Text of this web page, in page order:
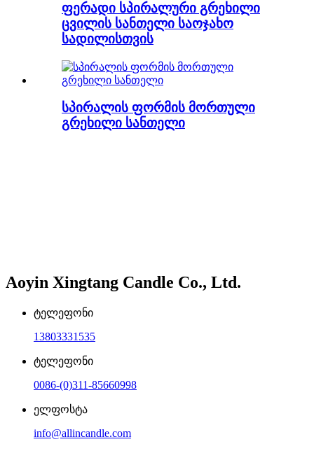
ფერადი სპირალური გრეხილი
ცვილის სანთელი საოჯახო
სადილისთვის
სპირალის ფორმის მორთული
გრეხილი სანთელი
Aoyin Xingtang Candle Co., Ltd.
ტელეფონი
13803331535
ტელეფონი
0086-(0)311-85660998
ელფოსტა
info@allincandle.com